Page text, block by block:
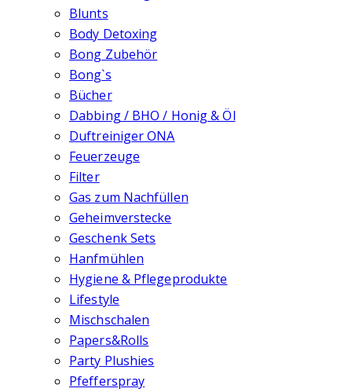
Blunts
Body Detoxing
Bong Zubehör
Bong`s
Bücher
Dabbing / BHO / Honig & Öl
Duftreiniger ONA
Feuerzeuge
Filter
Gas zum Nachfüllen
Geheimverstecke
Geschenk Sets
Hanfmühlen
Hygiene & Pflegeprodukte
Lifestyle
Mischschalen
Papers&Rolls
Party Plushies
Pfefferspray